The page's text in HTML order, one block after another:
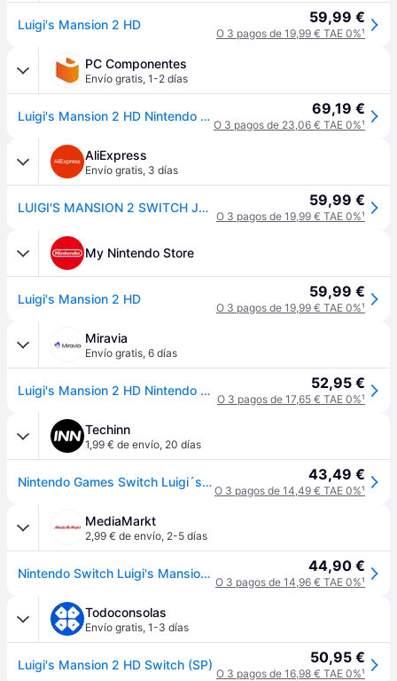
Luigi's Mansion 2 HD 59,99 €
O 3 pagos de 19,99 € TAE 0%¹
PC Componentes
Envío gratis, 1-2 días
Luigi's Mansion 2 HD Nintendo Switch 69,19 €
O 3 pagos de 23,06 € TAE 0%¹
AliExpress
Envío gratis, 3 días
LUIGI'S MANSION 2 SWITCH JUEGO FÍSICO PARA NINTENDO SWITCH VERSIÓN ESPAÑOLA GARANTÍA EUROPEA SPANISH VERSION VERSIÓN ESPAÑOLA GARANTÍA EU 59,99 €
O 3 pagos de 19,99 € TAE 0%¹
My Nintendo Store
Luigi's Mansion 2 HD 59,99 €
O 3 pagos de 19,99 € TAE 0%¹
Miravia
Envío gratis, 6 días
Luigi's Mansion 2 HD Nintendo Switch (Edición española) 52,95 €
O 3 pagos de 17,65 € TAE 0%¹
Techinn
1,99 € de envío, 20 días
Nintendo Games Switch Luigi´s Mansion 2 Hd-en/es (me/asia) Multicolor 43,49 €
O 3 pagos de 14,49 € TAE 0%¹
MediaMarkt
2,99 € de envío, 2-5 días
Nintendo Switch Luigi's Mansion 2 HD 44,90 €
O 3 pagos de 14,96 € TAE 0%¹
Todoconsolas
Envío gratis, 1-3 días
Luigi's Mansion 2 HD Switch (SP) 50,95 €
O 3 pagos de 16,98 € TAE 0%¹